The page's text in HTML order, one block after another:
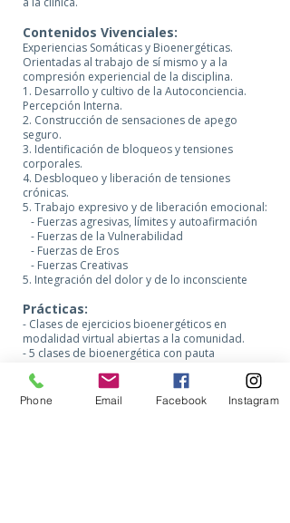
Contenidos Vivenciales:
Experiencias Somáticas y Bioenergéticas.
Orientadas al trabajo de sí mismo y a la
compresión experiencial de la disciplina.
1. Desarrollo y cultivo de la Autoconciencia.
Percepción Interna.
2. Construcción de sensaciones de apego
seguro.
3. Identificación de bloqueos y tensiones
corporales.
4. Desbloqueo y liberación de tensiones
crónicas.
5. Trabajo expresivo y de liberación emocional:
- Fuerzas agresivas, límites y autoafirmación
- Fuerzas de la Vulnerabilidad
- Fuerzas de Eros
- Fuerzas Creativas
5. Integración del dolor y de lo inconsciente
Prácticas:
- Clases de ejercicios bioenergéticos en
modalidad virtual abiertas a la comunidad.
- 5 clases de bioenergética con pauta
- Taller de Bioenergética Grupal.
Materiales:
Phone Email Facebook Instagram